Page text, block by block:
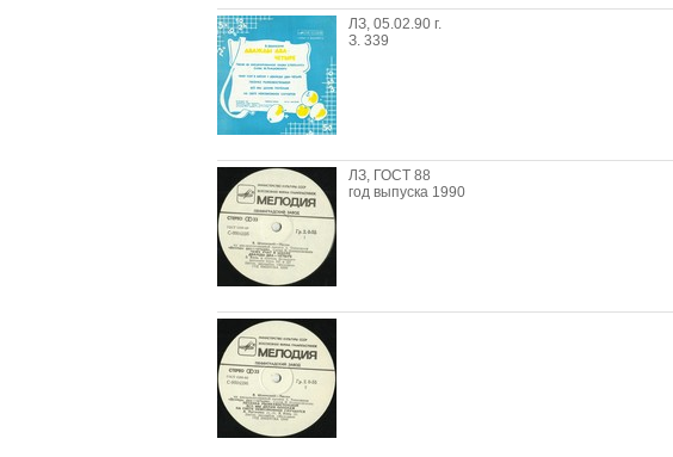
ЛЗ, 05.02.90 г.
З. 339
ЛЗ, ГОСТ 88
год выпуска 1990